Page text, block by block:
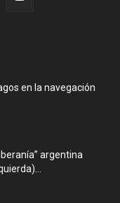
en la navegación
argentina